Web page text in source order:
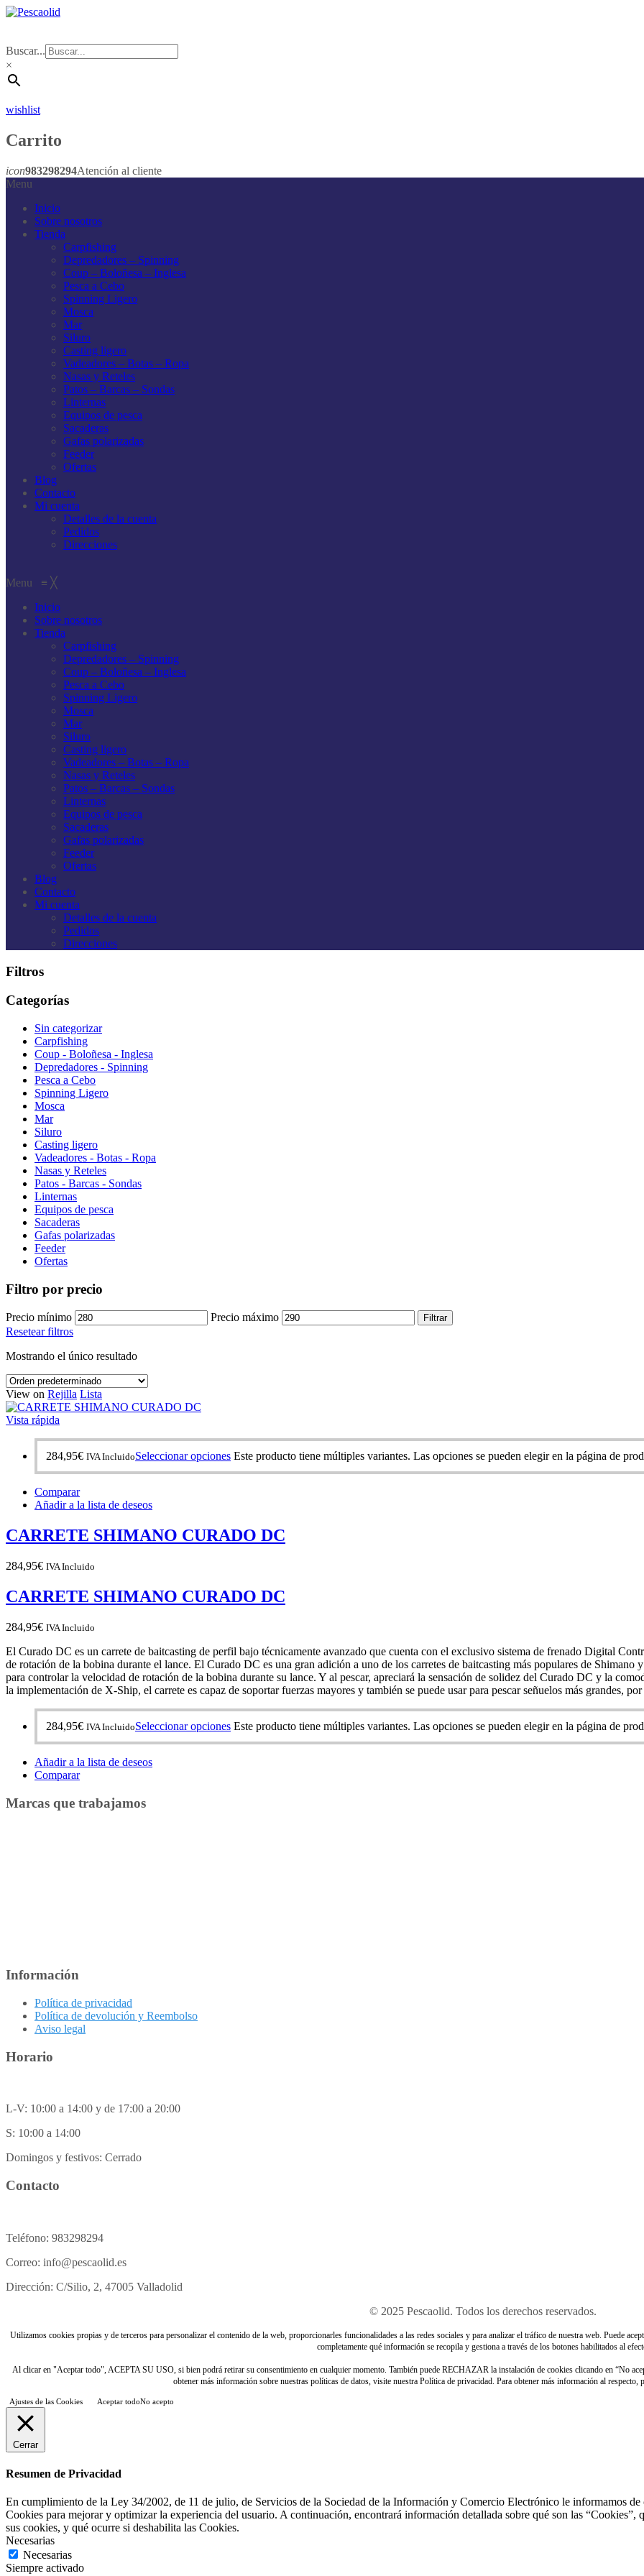
Buscar...
×
wishlist
Carrito
icon983298294Atención al cliente
Menu
Inicio
Sobre nosotros
Tienda
Carpfishing
Depredadores – Spinning
Coup – Boloñesa – Inglesa
Pesca a Cebo
Spinning Ligero
Mosca
Mar
Siluro
Casting ligero
Vadeadores – Botas – Ropa
Nasas y Reteles
Patos – Barcas – Sondas
Linternas
Equipos de pesca
Sacaderas
Gafas polarizadas
Feeder
Ofertas
Blog
Contacto
Mi cuenta
Detalles de la cuenta
Pedidos
Direcciones
Menu ≡ ╳
Inicio
Sobre nosotros
Tienda
Carpfishing
Depredadores – Spinning
Coup – Boloñesa – Inglesa
Pesca a Cebo
Spinning Ligero
Mosca
Mar
Siluro
Casting ligero
Vadeadores – Botas – Ropa
Nasas y Reteles
Patos – Barcas – Sondas
Linternas
Equipos de pesca
Sacaderas
Gafas polarizadas
Feeder
Ofertas
Blog
Contacto
Mi cuenta
Detalles de la cuenta
Pedidos
Direcciones
Filtros
Categorías
Sin categorizar
Carpfishing
Coup - Boloñesa - Inglesa
Depredadores - Spinning
Pesca a Cebo
Spinning Ligero
Mosca
Mar
Siluro
Casting ligero
Vadeadores - Botas - Ropa
Nasas y Reteles
Patos - Barcas - Sondas
Linternas
Equipos de pesca
Sacaderas
Gafas polarizadas
Feeder
Ofertas
Filtro por precio
Precio mínimo Precio máximo Filtrar
Resetear filtros
Mostrando el único resultado
View on Rejilla Lista
Vista rápida
284,95€ IVA IncluidoSeleccionar opciones Este producto tiene múltiples variantes. Las opciones se pueden elegir en la página de
Comparar
Añadir a la lista de deseos
CARRETE SHIMANO CURADO DC
284,95€ IVA Incluido
CARRETE SHIMANO CURADO DC
284,95€ IVA Incluido
El Curado DC es un carrete de baitcasting de perfil bajo técnicamente avanzado que cuenta con el exclusivo sistema de frenado Digital
de rotación de la bobina durante el lance. El Curado DC es una gran adición a uno de los carretes de baitcasting más populares de
para controlar la velocidad de rotación de la bobina durante su lance. Y al pescar, apreciará la sensación de solidez del Curado DC y la
la implementación de X-Ship, el carrete es capaz de soportar fuerzas mayores y también se puede usar para pescar señuelos más grandes,
284,95€ IVA IncluidoSeleccionar opciones Este producto tiene múltiples variantes. Las opciones se pueden elegir en la página de
Añadir a la lista de deseos
Comparar
Marcas que trabajamos
Información
Política de privacidad
Política de devolución y Reembolso
Aviso legal
Horario
L-V: 10:00 a 14:00 y de 17:00 a 20:00
S: 10:00 a 14:00
Domingos y festivos: Cerrado
Contacto
Teléfono: 983298294
Correo: info@pescaolid.es
Dirección: C/Silio, 2, 47005 Valladolid
© 2025 Pescaolid. Todos los derechos reservados.
Utilizamos cookies propias y de terceros para personalizar el contenido de la web, proporcionarles funcionalidades a las redes sociales y para analizar el tráfico de nuestra web. Puede
completamente qué información se recopila y gestiona a través de los botones habilitados al
Al clicar en "Aceptar todo", ACEPTA SU USO, si bien podrá retirar su consentimiento en cualquier momento. También puede RECHAZAR la instalación de cookies clicando en “No
obtener más información sobre nuestras políticas de datos, visite nuestra Política de privacidad. Para obtener más información al respecto,
Ajustes de las Cookies Aceptar todoNo acepto
Cerrar
Resumen de Privacidad
En cumplimiento de la Ley 34/2002, de 11 de julio, de Servicios de la Sociedad de la Información y Comercio Electrónico le informamos
Cookies para mejorar y optimizar la experiencia del usuario. A continuación, encontrará información detallada sobre qué son las
sus cookies, y qué ocurre si deshabilita las Cookies.
Necesarias
Necesarias
Siempre activado